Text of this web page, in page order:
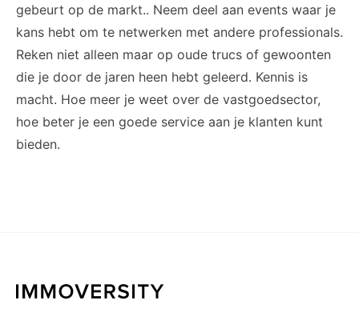
gebeurt op de markt.. Neem deel aan events waar je
kans hebt om te netwerken met andere professionals.
Reken niet alleen maar op oude trucs of gewoonten
die je door de jaren heen hebt geleerd. Kennis is
macht. Hoe meer je weet over de vastgoedsector,
hoe beter je een goede service aan je klanten kunt
bieden.